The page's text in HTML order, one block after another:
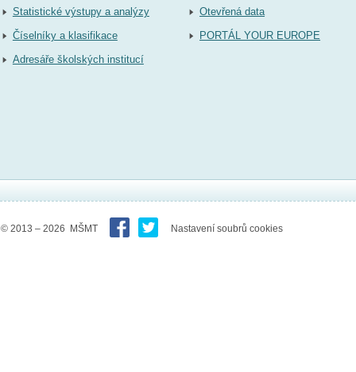
Statistické výstupy a analýzy
Číselníky a klasifikace
Adresáře školských institucí
Otevřená data
PORTÁL YOUR EUROPE
© 2013 – 2026 MŠMT Nastavení soubrů cookies